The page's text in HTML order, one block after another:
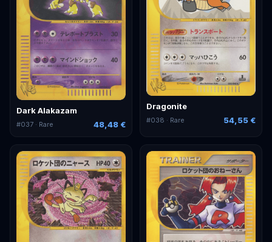
Dark Alakazam
#037 · Rare 48,48 €
Dragonite
#038 · Rare 54,55 €